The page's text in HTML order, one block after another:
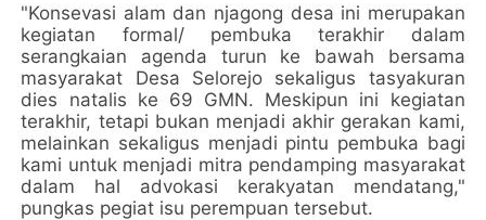
"Konsevasi alam dan njagong desa ini merupakan
kegiatan formal/ pembuka terakhir dalam
serangkaian agenda turun ke bawah bersama
masyarakat Desa Selorejo sekaligus tasyakuran
dies natalis ke 69 GMN. Meskipun ini kegiatan
terakhir, tetapi bukan menjadi akhir gerakan kami,
melainkan sekaligus menjadi pintu pembuka bagi
kami untuk menjadi mitra pendamping masyarakat
dalam hal advokasi kerakyatan mendatang,"
pungkas pegiat isu perempuan tersebut.